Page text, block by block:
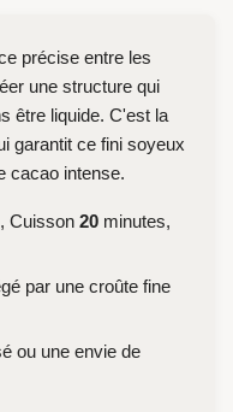
précise entre les
une structure qui
être liquide. C'est la
garantit ce fini soyeux
cacao intense.
Cuisson 20 minutes,
par une croûte fine
ou une envie de